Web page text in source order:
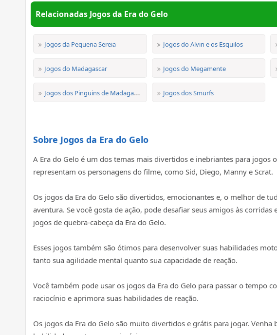
Relacionadas Jogos da Era do Gelo
Jogos da Pequena Sereia Jogos do Alvin e os Esquilos
Jogos do Madagascar Jogos do Megamente
Jogos dos Pinguins de Madagascar Jogos dos Smurfs
Sobre Jogos da Era do Gelo
A Era do Gelo é um dos temas mais divertidos e inebriantes para
representam os personagens do filme, como Sid, Diego, Manny e Scrat.
Os jogos da Era do Gelo são divertidos, emocionantes e, o melhor de
aventura. Se você gosta de ação, pode desafiar seus amigos às
jogos de quebra-cabeça da Era do Gelo.
Esses jogos também são ótimos para desenvolver suas habilidades
tanto sua agilidade mental quanto sua capacidade de reação.
Você também pode usar os jogos da Era do Gelo para passar o tempo
raciocínio e aprimora suas habilidades de reação.
Os jogos da Era do Gelo são muito divertidos e grátis para jogar.